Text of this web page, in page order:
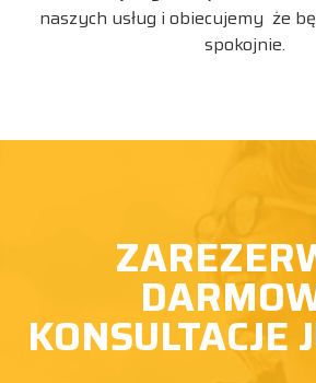
ZAREZERWUJ
naszych usług i obiecujemy że
spokojnie.
KONSULTACJE